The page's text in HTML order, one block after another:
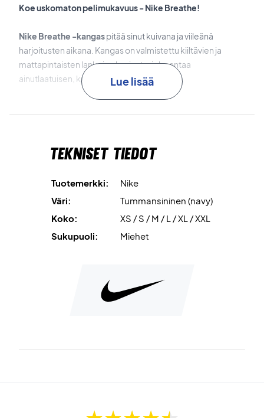
Koe uskomaton pelimukavuus - Nike Breathe!
Nike Breathe -kangaspitää sinut kuivana ja viileänä
harjoitusten aikana. Kangas on valmistettu kiiltävien ja
mattapintaisten lankojen kuviosta, joka antaa
ainutlaatuisen, kuvioidun ilmeen.
Väri: Tummansininen
Lue lisää
Tekniset tiedot
Tuotemerkki:
Nike
Väri:
Tummansininen (navy)
Koko:
XS / S / M / L / XL / XXL
Sukupuoli:
Miehet